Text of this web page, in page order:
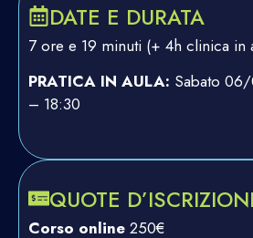
DATE E DURATA
7 ore e 19 minuti (+ 4h clinica in
PRATICA IN AULA: Sabato
– 18:30
QUOTE
Corso online 250€